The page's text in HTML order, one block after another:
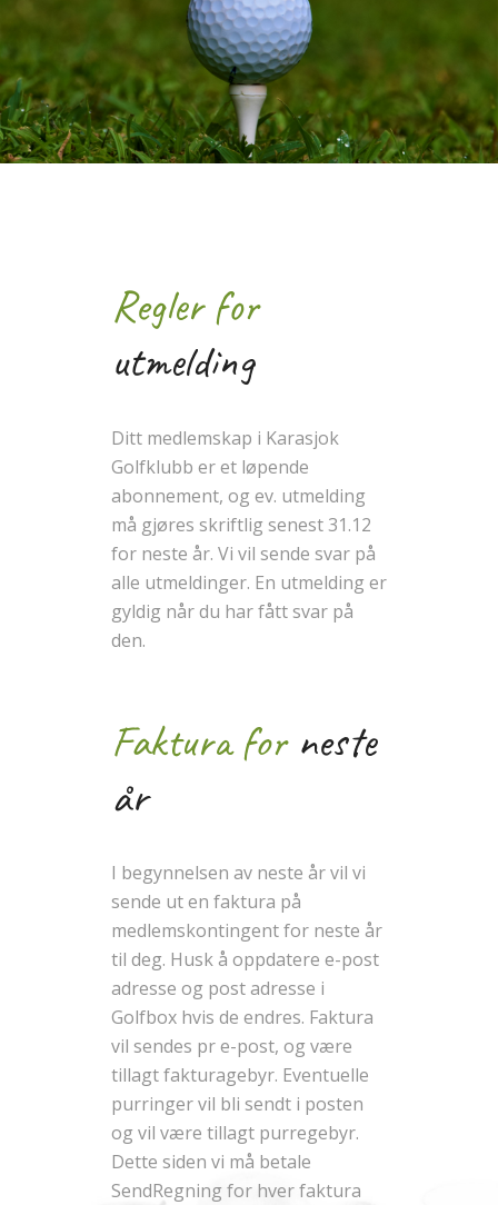
Regler for
utmelding
Ditt medlemskap i Karasjok
Golfklubb er et løpende
abonnement, og ev. utmelding
må gjøres skriftlig senest 31.12
for neste år. Vi vil sende svar på
alle utmeldinger. En utmelding er
gyldig når du har fått svar på
den.
Faktura forneste
år
I begynnelsen av neste år vil vi
sende ut en faktura på
medlemskontingent for neste år
til deg. Husk å oppdatere e-post
adresse og post adresse i
Golfbox hvis de endres. Faktura
vil sendes pr e-post, og være
tillagt fakturagebyr. Eventuelle
purringer vil bli sendt i posten
og vil være tillagt purregebyr.
Dette siden vi må betale
SendRegning for hver faktura